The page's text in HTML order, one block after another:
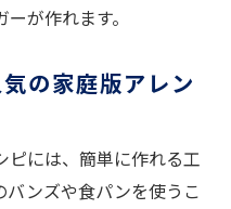
が作れます。
の家庭版アレン
ピには、簡単に作れる工
バンズや食パンを使うこ